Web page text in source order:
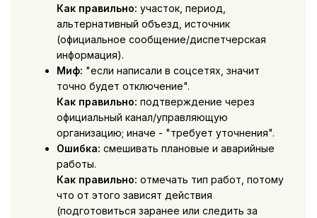
Как правильно: участок, период,
альтернативный объезд, источник
(официальное сообщение/диспетчерская
информация).
Миф: "если написали в соцсетях, значит
точно будет отключение".
Как правильно: подтверждение через
официальный канал/управляющую
организацию; иначе - "требует уточнения".
Ошибка: смешивать плановые и аварийные
работы.
Как правильно: отмечать тип работ, потому
что от этого зависят действия
(подготовиться заранее или следить за